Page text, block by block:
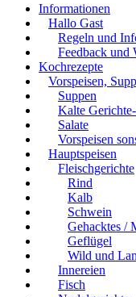
Informationen
Hallo Gast
Regeln und
Feedback und
Kochrezepte
Vorspeisen,
Suppen
Kalte
Salate
Vorspeisen
Hauptspeisen
Fleischgerichte
Rind
Kalb
Schwein
Gehacktes /
Geflügel
Wild und
Innereien
Fisch